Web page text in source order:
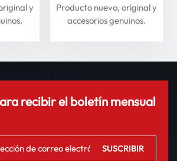
para
y
superiores para máxima
seguridad
Producto nuevo, original y
accesorios genuinos.
recibir el boletín mensual